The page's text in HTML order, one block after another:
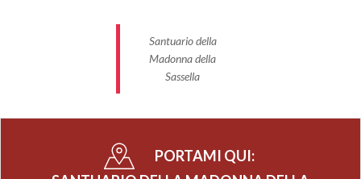
Santuario della
Madonna della
Sassella
PORTAMI QUI: